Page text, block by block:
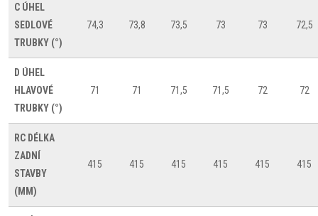
C ÚHEL
SEDLOVÉ
TRUBKY (°)
74,3 73,8 73,5 73 73 72,5
D ÚHEL
HLAVOVÉ
TRUBKY (°)
71 71 71,5 71,5 72 72
RC DÉLKA
ZADNÍ
STAVBY
(MM)
415 415 415 415 415 415